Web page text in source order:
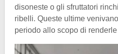
disoneste o gli sfruttatori
ribelli. Queste ultime
periodo allo scopo di